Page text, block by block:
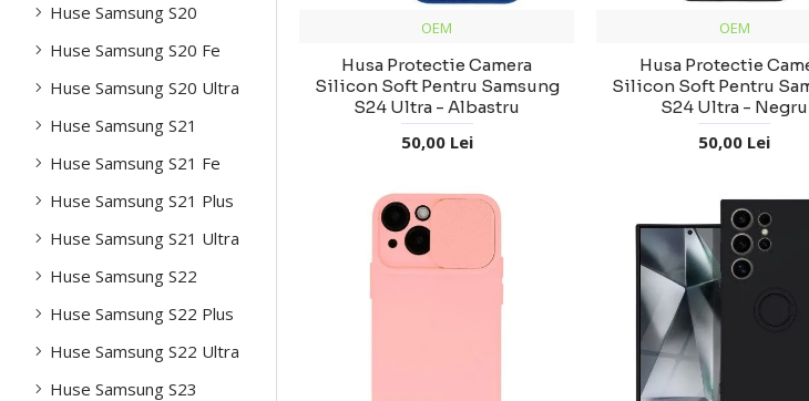
Huse Samsung S20
Huse Samsung S20 Fe
Huse Samsung S20 Ultra
Huse Samsung S21
Huse Samsung S21 Fe
Huse Samsung S21 Plus
Huse Samsung S21 Ultra
Huse Samsung S22
Huse Samsung S22 Plus
Huse Samsung S22 Ultra
Huse Samsung S23
OEM
Husa Protectie Camera
Silicon Soft Pentru Samsung
S24 Ultra - Albastru
50,00 Lei
OEM
Husa Protectie
Silicon Soft Pentru
S24 Ultra - Negru
50,00 Lei